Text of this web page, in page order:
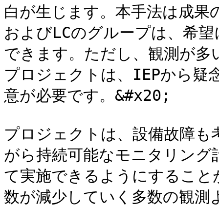
白が生じます。本手法は成
およびLCのグループは、希
できます。ただし、観測が
プロジェクトは、IEPから疑
意が必要です。&#x20;
プロジェクトは、設備故障
がら持続可能なモニタリン
て実施できるようにするこ
数が減少していく多数の観測